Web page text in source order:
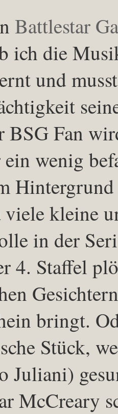
Battlestar
ich die
und
BSG Fan
ein wenig
viele kleine
in der
4. Staffel
bringt.
Stück,
Juliani)
McCreary